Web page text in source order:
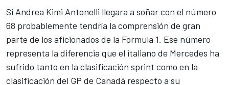
Si Andrea Kimi Antonelli llegara a soñar con el número
68 probablemente tendría la comprensión de gran
parte de los aficionados de la Formula 1. Ese número
representa la diferencia que el italiano de Mercedes ha
sufrido tanto en la clasificación sprint como en la
clasificación del GP de Canadá respecto a su